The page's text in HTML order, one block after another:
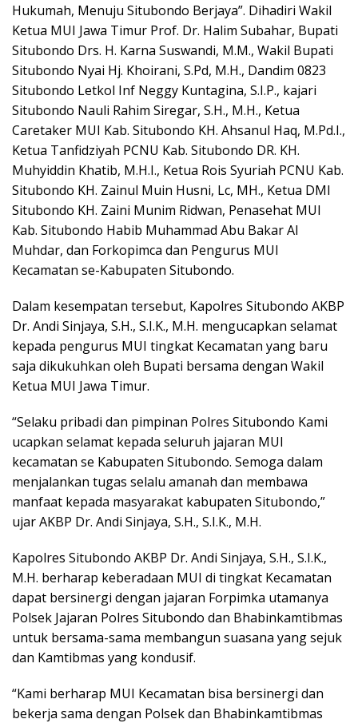
Hukumah, Menuju Situbondo Berjaya”. Dihadiri Wakil
Ketua MUI Jawa Timur Prof. Dr. Halim Subahar, Bupati
Situbondo Drs. H. Karna Suswandi, M.M., Wakil Bupati
Situbondo Nyai Hj. Khoirani, S.Pd, M.H., Dandim 0823
Situbondo Letkol Inf Neggy Kuntagina, S.I.P., kajari
Situbondo Nauli Rahim Siregar, S.H., M.H., Ketua
Caretaker MUI Kab. Situbondo KH. Ahsanul Haq, M.Pd.I.,
Ketua Tanfidziyah PCNU Kab. Situbondo DR. KH.
Muhyiddin Khatib, M.H.I., Ketua Rois Syuriah PCNU Kab.
Situbondo KH. Zainul Muin Husni, Lc, MH., Ketua DMI
Situbondo KH. Zaini Munim Ridwan, Penasehat MUI
Kab. Situbondo Habib Muhammad Abu Bakar Al
Muhdar, dan Forkopimca dan Pengurus MUI
Kecamatan se-Kabupaten Situbondo.
Dalam kesempatan tersebut, Kapolres Situbondo AKBP
Dr. Andi Sinjaya, S.H., S.I.K., M.H. mengucapkan selamat
kepada pengurus MUI tingkat Kecamatan yang baru
saja dikukuhkan oleh Bupati bersama dengan Wakil
Ketua MUI Jawa Timur.
“Selaku pribadi dan pimpinan Polres Situbondo Kami
ucapkan selamat kepada seluruh jajaran MUI
kecamatan se Kabupaten Situbondo. Semoga dalam
menjalankan tugas selalu amanah dan membawa
manfaat kepada masyarakat kabupaten Situbondo,”
ujar AKBP Dr. Andi Sinjaya, S.H., S.I.K., M.H.
Kapolres Situbondo AKBP Dr. Andi Sinjaya, S.H., S.I.K.,
M.H. berharap keberadaan MUI di tingkat Kecamatan
dapat bersinergi dengan jajaran Forpimka utamanya
Polsek Jajaran Polres Situbondo dan Bhabinkamtibmas
untuk bersama-sama membangun suasana yang sejuk
dan Kamtibmas yang kondusif.
“Kami berharap MUI Kecamatan bisa bersinergi dan
bekerja sama dengan Polsek dan Bhabinkamtibmas